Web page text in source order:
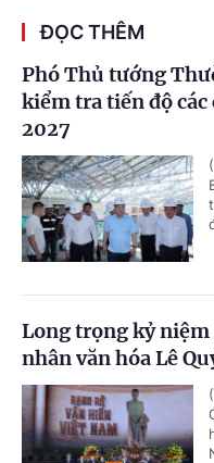
ĐỌC THÊM
Phó Thủ tướng
kiểm tra tiến độ
2027
Long trọng kỷ niệm
nhân văn hóa Lê